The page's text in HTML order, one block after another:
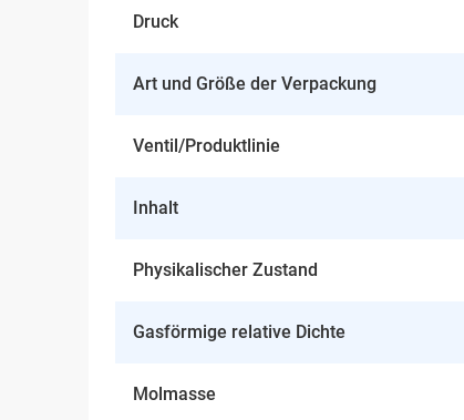
Druck
Art und Größe der Verpackung
Ventil/Produktlinie
Inhalt
Physikalischer Zustand
Gasförmige relative Dichte
Molmasse